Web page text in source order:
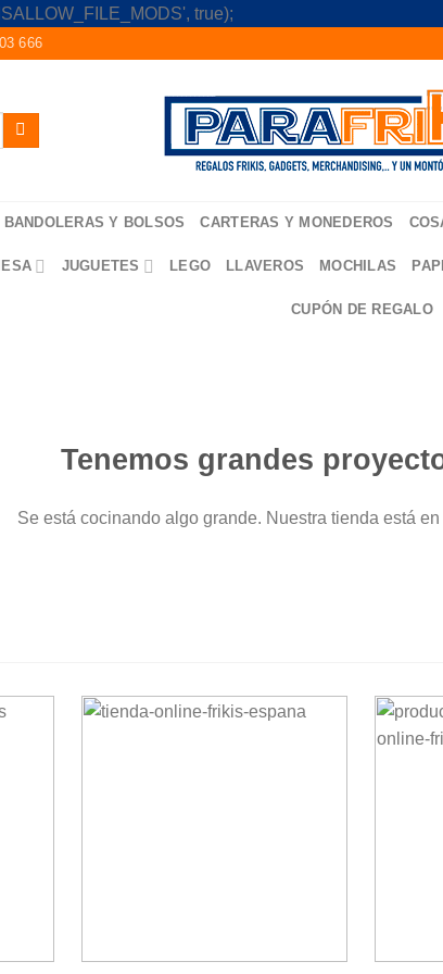
true);
666
BANDOLERAS Y BOLSOS CARTERAS Y MONEDEROS
JUGUETES LEGO LLAVEROS MOCHILAS
CUPÓN DE REGALO
Tenemos grandes
Se está cocinando algo grande. Nuestra tienda está